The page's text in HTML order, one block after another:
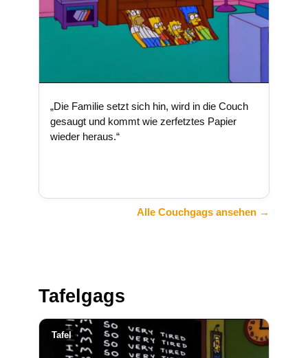
„Die Familie setzt sich hin, wird in die Couch
gesaugt und kommt wie zerfetztes Papier
wieder heraus.“
Alle Couchgags ansehen →
Tafelgags
Tafel